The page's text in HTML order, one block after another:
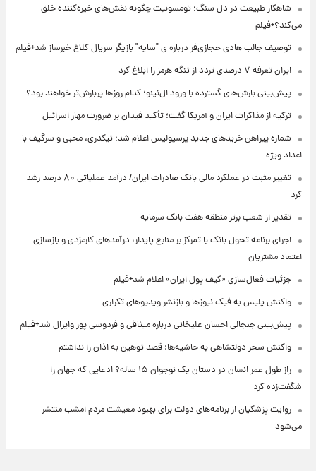
شاهکار طبیعت در دل سنگ؛ تومسونیت چگونه نقش‌های خیره‌کننده خلق
می‌کند؟+فیلم
توصیف جالب هادی حجازی‌فر درباره ی "سایه" بازیگر سریال کلاغ خبرساز شد+فیلم
ایران تعرفه ۷ درصدی تردد از تنگه هرمز را ابلاغ کرد
پیش‌بینی بارش‌های گسترده با ورود ال‌نینو؛ کدام روزها پربارش‌تر خواهند بود؟
ترکیه از مذاکرات ایران و آمریکا گفت؛ تأکید فیدان بر ضرورت مهار اسرائیل
شماره پیراهن خریدهای جدید پرسپولیس اعلام شد؛ تیکدری، محبی و سرگیف با
اعداد ویژه
تغییر مثبت در عملکرد مالی بانک صادرات ایران/ درآمد عملیاتی ۸۰ درصد رشد
کرد
تقدیر از شعب برتر منطقه هفت بانک سرمایه
اجرای برنامه تحول بانک با تمرکز بر منابع پایدار، درآمدهای کارمزدی و بازسازی
اعتماد مشتریان
جزئیات فعال‌سازی «کیف پول ایران» اعلام شد+فیلم
واکنش پلیس به فیک نیوزها و بازنشر ویدیوهای تکراری
پیش‌بینی جنجالی احسان علیخانی درباره میثاقی و فردوسی پور وایرال شد+فیلم
واکنش سحر دولتشاهی به حاشیه‌ها: قصد توهین به اذان را نداشتم
راز طول عمر انسان در دستان یک نوجوان ۱۵ ساله؟ ادعایی که جهان را
شگفت‌زده کرد
روایت پزشکیان از برنامه‌های دولت برای بهبود معیشت مردم امشب منتشر
می‌شود